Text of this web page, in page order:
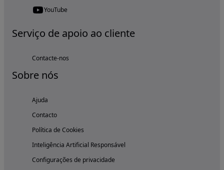
YouTube
Serviço de apoio ao cliente
Contacte-nos
Sobre nós
Ajuda
Contacto
Política de Cookies
Inteligência Artificial Responsável
Configurações de privacidade